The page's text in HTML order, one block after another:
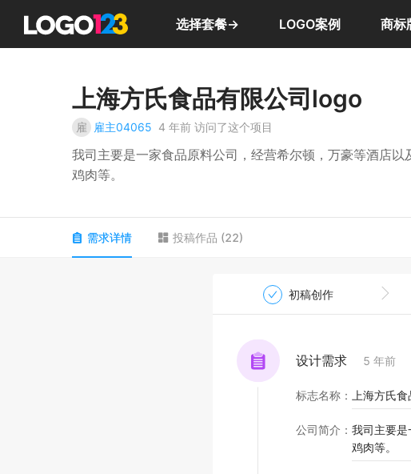
选择套餐→ LOGO案例 商标
上海方氏食品有限公司logo
雇 雇主04065 4 年前 访问了这个项目
我司主要是一家食品原料公司，经营希尔顿，万豪等酒店以
鸡肉等。
需求详情 投稿作品 (22)
初稿创作
设计需求 5 年前
标志名称 ： 上海方氏
公司简介 ： 我司主要是
鸡肉等。